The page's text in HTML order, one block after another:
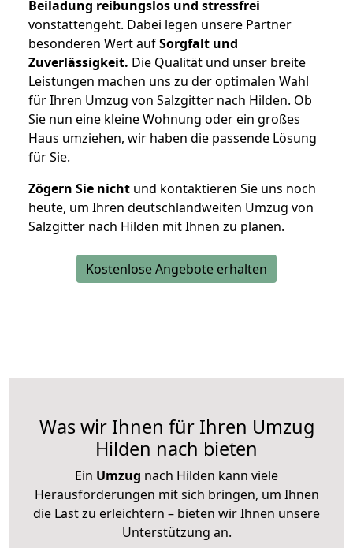
Beiladung reibungslos und stressfrei
vonstattengeht. Dabei legen unsere Partner
besonderen Wert aufSorgfalt und
Zuverlässigkeit. Die Qualität und unser breite
Leistungen machen uns zu der optimalen Wahl
für Ihren Umzug von Salzgitter nach Hilden. Ob
Sie nun eine kleine Wohnung oder ein großes
Haus umziehen, wir haben die passende Lösung
für Sie.
Zögern Sie nicht und kontaktieren Sie uns noch
heute, um Ihren deutschlandweiten Umzug von
Salzgitter nach Hilden mit Ihnen zu planen.
Kostenlose Angebote erhalten
Was wir Ihnen für Ihren Umzug
Hilden nach bieten
Ein Umzug nach Hilden kann viele
Herausforderungen mit sich bringen, um Ihnen
die Last zu erleichtern – bieten wir Ihnen unsere
Unterstützung an.